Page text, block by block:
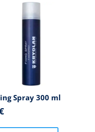
Spray 300 ml